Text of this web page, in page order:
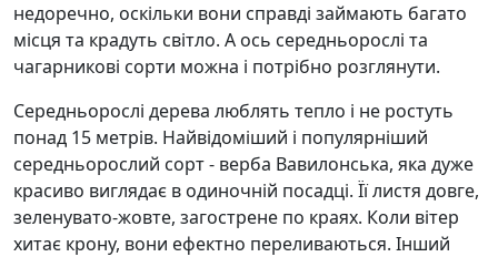
недоречно, оскільки вони справді займають багато
місця та крадуть світло. А ось середньорослі та
чагарникові сорти можна і потрібно розглянути.
Середньорослі дерева люблять тепло і не ростуть
понад 15 метрів. Найвідоміший і популярніший
середньорослий сорт - верба Вавилонська, яка дуже
красиво виглядає в одиночній посадці. Її листя довге,
зеленувато-жовте, загострене по краях. Коли вітер
хитає крону, вони ефектно переливаються. Інший